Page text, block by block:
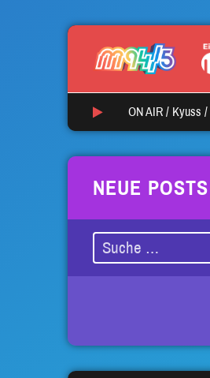
ON AIR / Kyuss /
NEUE